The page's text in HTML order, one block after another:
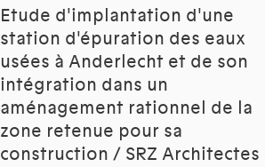
Etude d'implantation d'une
station d'épuration des eaux
usées à Anderlecht et de son
intégration dans un
aménagement rationnel de la
zone retenue pour sa
construction / SRZ Architectes